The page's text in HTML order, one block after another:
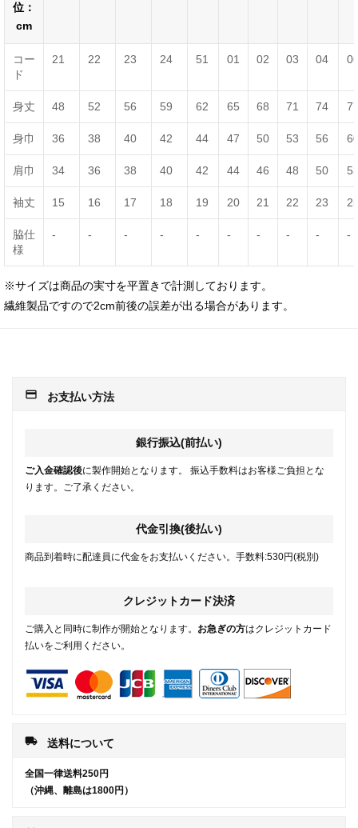
位：
cm
コー
ド
21 22 23 24 51 01 02 03 04
身丈 48 52 56 59 62 65 68 71 74
身巾 36 38 40 42 44 47 50 53 56
肩巾 34 36 38 40 42 44 46 48 50
袖丈 15 16 17 18 19 20 21 22 23
脇仕
様
- - - - - - - - - -
※サイズは商品の実寸を平置きで計測しております。
繊維製品ですので2cm前後の誤差が出る場合があります。
payment お支払い方法
銀行振込(前払い)
ご入金確認後に製作開始となります。 振込手数料はお客様ご負担とな
ります。ご了承ください。
代金引換(後払い)
商品到着時に配達員に代金をお支払いください。手数料:530円(税別)
クレジットカード決済
ご購入と同時に制作が開始となります。 お急ぎの方はクレジットカード
払いをご利用ください。
local_shipping 送料について
全国一律送料250円
（沖縄、離島は1800円）